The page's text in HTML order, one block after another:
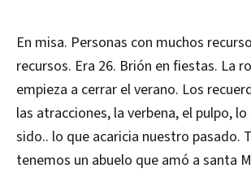
En misa. Personas con muchos
recursos. Era 26. Brión en fiestas. La
empieza a cerrar el verano. Los
las atracciones, la verbena, el pulpo,
sido.. lo que acaricia nuestro pasado.
tenemos un abuelo que amó a santa